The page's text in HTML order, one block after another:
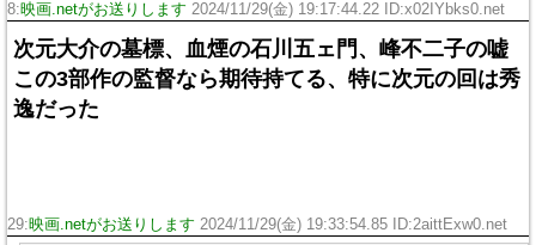
8:映画.netがお送りします 2024/11/29(金) 19:17:44.22 ID:x02IYbks0.net
次元大介の墓標、血煙の石川五ェ門、峰不二子の嘘
この3部作の監督なら期待持てる、特に次元の回は秀
逸だった
29:映画.netがお送りします 2024/11/29(金) 19:33:54.85 ID:2aittExw0.net